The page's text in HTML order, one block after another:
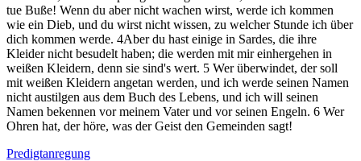
tue Buße! Wenn du aber nicht wachen wirst, werde ich kommen
wie ein Dieb, und du wirst nicht wissen, zu welcher Stunde ich über
dich kommen werde. 4Aber du hast einige in Sardes, die ihre
Kleider nicht besudelt haben; die werden mit mir einhergehen in
weißen Kleidern, denn sie sind's wert. 5 Wer überwindet, der soll
mit weißen Kleidern angetan werden, und ich werde seinen Namen
nicht austilgen aus dem Buch des Lebens, und ich will seinen
Namen bekennen vor meinem Vater und vor seinen Engeln. 6 Wer
Ohren hat, der höre, was der Geist den Gemeinden sagt!
Predigtanregung